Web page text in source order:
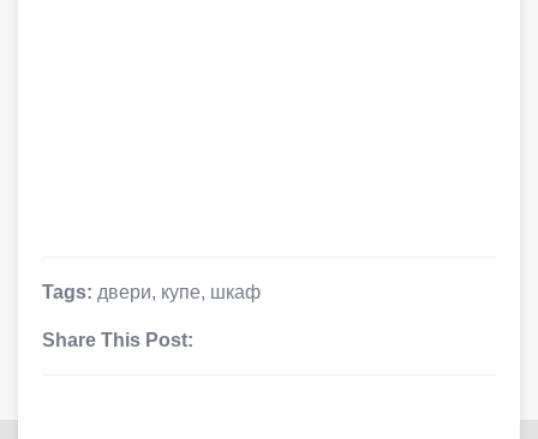
Tags: двери, купе, шкаф
Share This Post: